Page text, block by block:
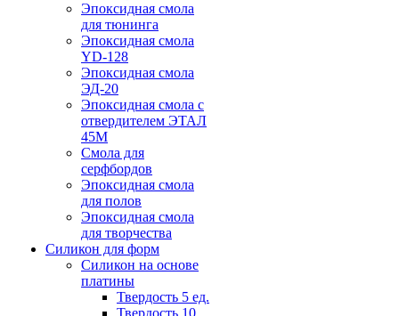
Эпоксидная смола
для тюнинга
Эпоксидная смола
YD-128
Эпоксидная смола
ЭД-20
Эпоксидная смола с
отвердителем ЭТАЛ
45М
Смола для
серфбордов
Эпоксидная смола
для полов
Эпоксидная смола
для творчества
Силикон для форм
Силикон на основе
платины
Твердость 5 ед.
Твердость 10